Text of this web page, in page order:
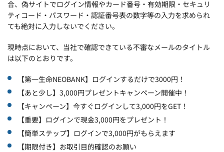
合、偽サイトでログイン情報やカード番号・有効期限・セキュリ
ティコード・パスワード・認証番号表の数字等の入力を求められ
ても絶対に入力しないでください。
現時点において、当社で確認できている不審なメールのタイトル
は以下のとおりです。
【第一生命NEOBANK】ログインするだけで3000円！
【あと少し】3,000円プレゼントキャンペーン開催中！
【キャンペーン】今すぐログインして3,000円をGET！
【重要】ログインで現金3,000円をプレゼント！
【簡単ステップ】ログインで3,000円がもらえます
【期限付き】お取引目的確認のお願い